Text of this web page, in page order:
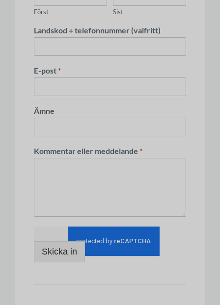
Först Sist
Landskod + telefonnummer (valfritt)
E-post *
Ämne
Kommentar eller meddelande *
Skicka in